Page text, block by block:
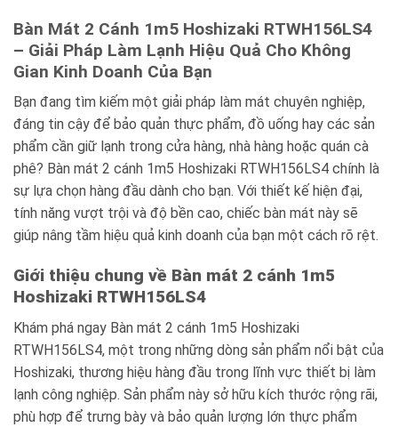
Bàn Mát 2 Cánh 1m5 Hoshizaki RTWH156LS4
– Giải Pháp Làm Lạnh Hiệu Quả Cho Không
Gian Kinh Doanh Của Bạn
Bạn đang tìm kiếm một giải pháp làm mát chuyên nghiệp,
đáng tin cậy để bảo quản thực phẩm, đồ uống hay các sản
phẩm cần giữ lạnh trong cửa hàng, nhà hàng hoặc quán cà
phê? Bàn mát 2 cánh 1m5 Hoshizaki RTWH156LS4 chính là
sự lựa chọn hàng đầu dành cho bạn. Với thiết kế hiện đại,
tính năng vượt trội và độ bền cao, chiếc bàn mát này sẽ
giúp nâng tầm hiệu quả kinh doanh của bạn một cách rõ rệt.
Giới thiệu chung về Bàn mát 2 cánh 1m5
Hoshizaki RTWH156LS4
Khám phá ngay Bàn mát 2 cánh 1m5 Hoshizaki
RTWH156LS4, một trong những dòng sản phẩm nổi bật của
Hoshizaki, thương hiệu hàng đầu trong lĩnh vực thiết bị làm
lạnh công nghiệp. Sản phẩm này sở hữu kích thước rộng rãi,
phù hợp để trưng bày và bảo quản lượng lớn thực phẩm